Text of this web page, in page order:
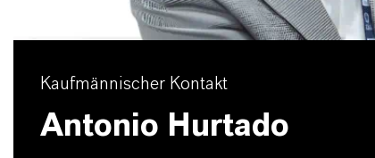
Kaufmännischer Kontakt
Antonio Hurtado